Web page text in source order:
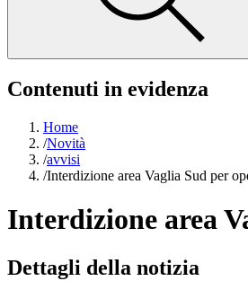
Contenuti in evidenza
Home
/Novità
/avvisi
/Interdizione area Vaglia Sud per
Interdizione area
Dettagli della notizia